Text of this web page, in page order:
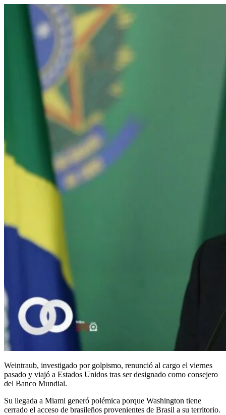
Weintraub, investigado por golpismo, renunció al cargo el viernes
pasado y viajó a Estados Unidos tras ser designado como consejero
del Banco Mundial.
Su llegada a Miami generó polémica porque Washington tiene
cerrado el acceso de brasileños provenientes de Brasil a su territorio.